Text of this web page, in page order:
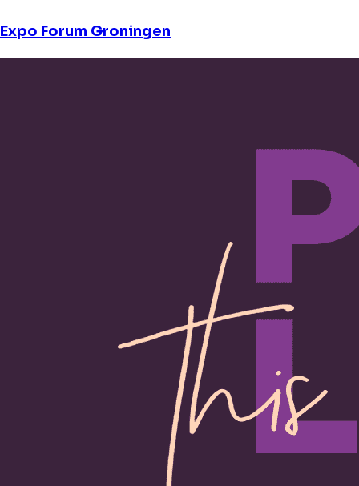
Expo Forum Groningen